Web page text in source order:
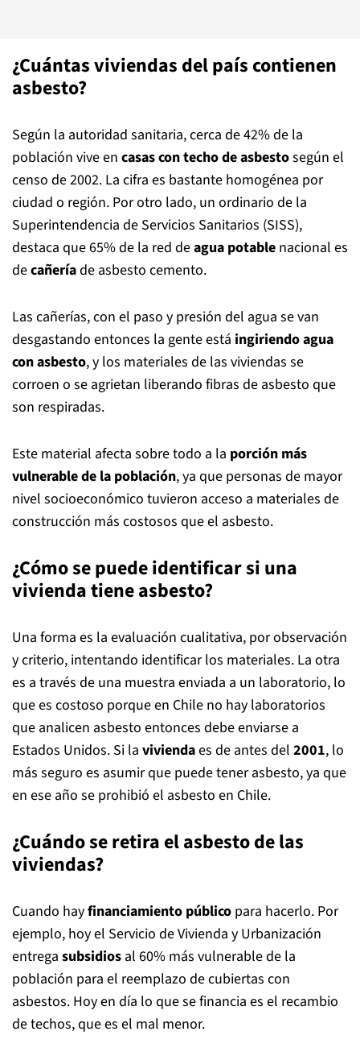
¿Cuántas viviendas del país contienen
asbesto?
Según la autoridad sanitaria, cerca de 42% de la
población vive en casas con techo de asbestosegún el
censo de 2002. La cifra es bastante homogénea por
ciudad o región. Por otro lado, un ordinario de la
Superintendencia de Servicios Sanitarios (SISS),
destaca que 65% de la red deagua potable nacional es
decañeríade asbesto cemento.
Las cañerías, con el paso y presión del agua se van
desgastando entonces la gente está ingiriendo agua
con asbesto, y los materiales de las viviendas se
corroen o se agrietan liberando fibras de asbesto que
son respiradas.
Este material afecta sobre todo a la porción más
vulnerable de la población, ya que personas de mayor
nivel socioeconómico tuvieron acceso a materiales de
construcción más costosos que el asbesto.
¿Cómo se puede identificar si una
vivienda tiene asbesto?
Una forma es la evaluación cualitativa, por observación
y criterio, intentando identificar los materiales. La otra
es a través de una muestra enviada a un laboratorio, lo
que es costoso porque en Chile no hay laboratorios
que analicen asbesto entonces debe enviarse a
Estados Unidos. Si la viviendaes de antes del 2001, lo
más seguro es asumir que puede tener asbesto, ya que
en ese año se prohibió el asbesto en Chile.
¿Cuándo se retira el asbesto de las
viviendas?
Cuando hayfinanciamiento público para hacerlo. Por
ejemplo, hoy el Servicio de Vivienda y Urbanización
entrega subsidios al 60% más vulnerable de la
población para el reemplazo de cubiertas con
asbestos. Hoy en día lo que se financia es el recambio
de techos, que es el mal menor.